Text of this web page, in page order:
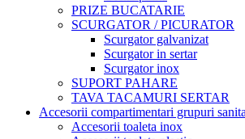
PRIZE BUCATARIE
SCURGATOR / PICURATOR
Scurgator galvanizat
Scurgator in sertar
Scurgator inox
SUPORT PAHARE
TAVA TACAMURI SERTAR
Accesorii compartimentari grupuri
Accesorii toaleta inox